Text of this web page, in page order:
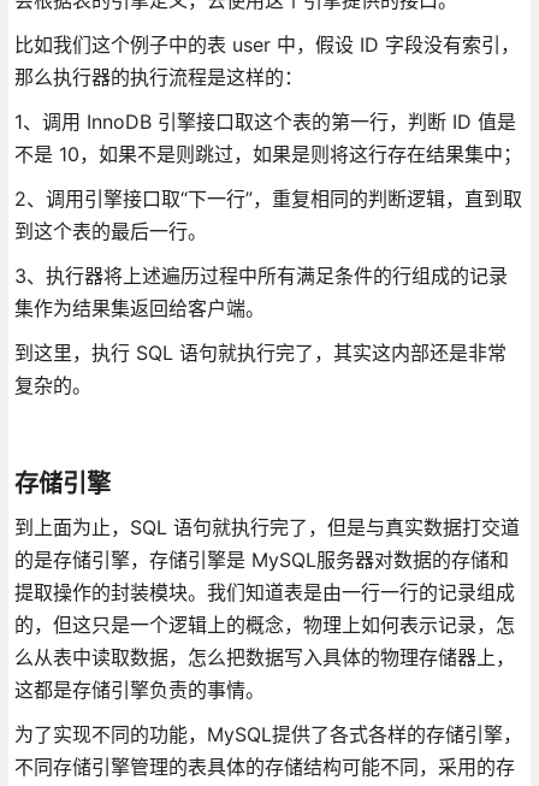
比如我们这个例子中的表 user 中，假设 ID 字段没有索引，
那么执行器的执行流程是这样的：
1、调用 InnoDB 引擎接口取这个表的第一行，判断 ID 值是
不是 10，如果不是则跳过，如果是则将这行存在结果集中；
2、调用引擎接口取“下一行”，重复相同的判断逻辑，直到取
到这个表的最后一行。
3、执行器将上述遍历过程中所有满足条件的行组成的记录
集作为结果集返回给客户端。
到这里，执行 SQL 语句就执行完了，其实这内部还是非常
复杂的。
存储引擎
到上面为止，SQL 语句就执行完了，但是与真实数据打交道
的是存储引擎，存储引擎是 MySQL服务器对数据的存储和
提取操作的封装模块。我们知道表是由一行一行的记录组成
的，但这只是一个逻辑上的概念，物理上如何表示记录，怎
么从表中读取数据，怎么把数据写入具体的物理存储器上，
这都是存储引擎负责的事情。
为了实现不同的功能，MySQL提供了各式各样的存储引擎，
不同存储引擎管理的表具体的存储结构可能不同，采用的存